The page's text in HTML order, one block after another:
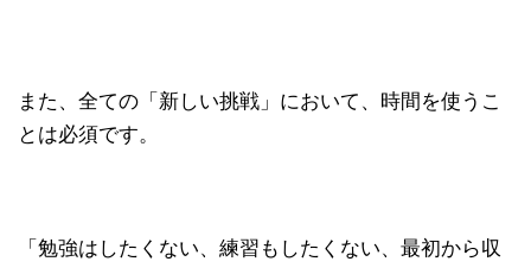
また、全ての「新しい挑戦」において、時間を使うこ
とは必須です。
「勉強はしたくない、練習もしたくない、最初から収